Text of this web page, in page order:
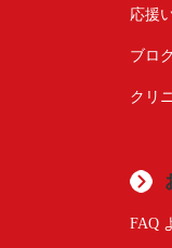
応援
ブロ
クリ
FAQ